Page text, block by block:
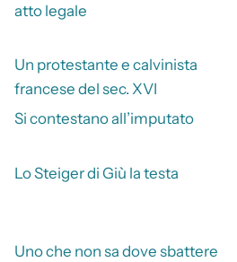
atto legale
Un protestante e calvinista
francese del sec. XVI
Si contestano all’imputato
Lo Steiger di Giù la testa
Uno che non sa dove sbattere